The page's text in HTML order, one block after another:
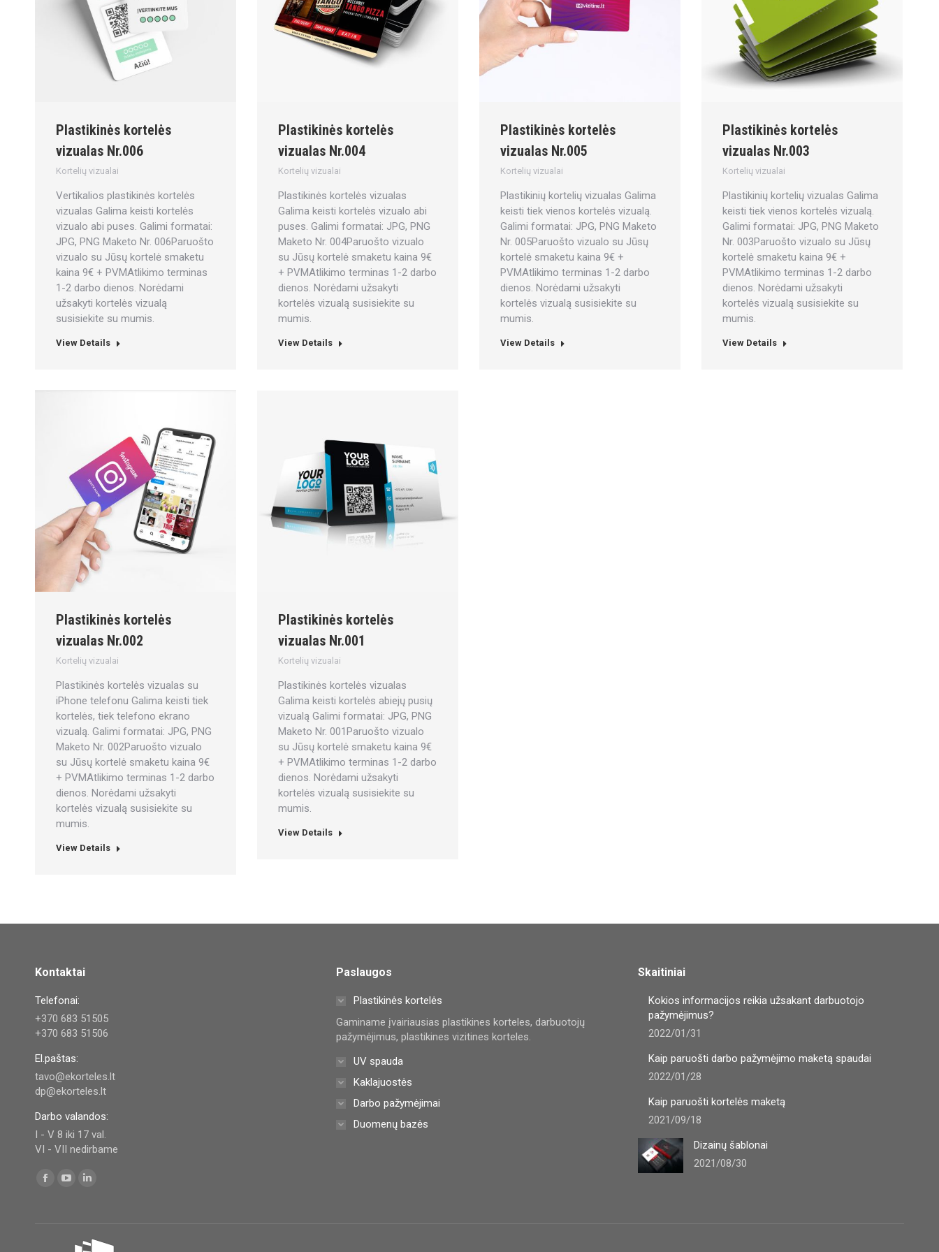
Plastikinės kortelės
vizualas Nr.006
Kortelių vizualai
Vertikalios plastikinės kortelės
vizualas Galima keisti kortelės
vizualo abi puses. Galimi formatai:
JPG, PNG Maketo Nr. 006Paruošto
vizualo su Jūsų kortelė smaketu
kaina 9€ + PVMAtlikimo terminas
1-2 darbo dienos. Norėdami
užsakyti kortelės vizualą
susisiekite su mumis.
View Details
Plastikinės kortelės
vizualas Nr.004
Kortelių vizualai
Plastikinės kortelės vizualas
Galima keisti kortelės vizualo abi
puses. Galimi formatai: JPG, PNG
Maketo Nr. 004Paruošto vizualo
su Jūsų kortelė smaketu kaina 9€
+ PVMAtlikimo terminas 1-2 darbo
dienos. Norėdami užsakyti
kortelės vizualą susisiekite su
mumis.
View Details
Plastikinės kortelės
vizualas Nr.005
Kortelių vizualai
Plastikinių kortelių vizualas Galima
keisti tiek vienos kortelės vizualą.
Galimi formatai: JPG, PNG Maketo
Nr. 005Paruošto vizualo su Jūsų
kortelė smaketu kaina 9€ +
PVMAtlikimo terminas 1-2 darbo
dienos. Norėdami užsakyti
kortelės vizualą susisiekite su
mumis.
View Details
Plastikinės kortelės
vizualas Nr.003
Kortelių vizualai
Plastikinių kortelių vizualas Galima
keisti tiek vienos kortelės vizualą.
Galimi formatai: JPG, PNG Maketo
Nr. 003Paruošto vizualo su Jūsų
kortelė smaketu kaina 9€ +
PVMAtlikimo terminas 1-2 darbo
dienos. Norėdami užsakyti
kortelės vizualą susisiekite su
mumis.
View Details
Plastikinės kortelės
vizualas Nr.002
Kortelių vizualai
Plastikinės kortelės vizualas su
iPhone telefonu Galima keisti tiek
kortelės, tiek telefono ekrano
vizualą. Galimi formatai: JPG, PNG
Maketo Nr. 002Paruošto vizualo
su Jūsų kortelė smaketu kaina 9€
+ PVMAtlikimo terminas 1-2 darbo
dienos. Norėdami užsakyti
kortelės vizualą susisiekite su
mumis.
View Details
Plastikinės kortelės
vizualas Nr.001
Kortelių vizualai
Plastikinės kortelės vizualas
Galima keisti kortelės abiejų pusių
vizualą Galimi formatai: JPG, PNG
Maketo Nr. 001Paruošto vizualo
su Jūsų kortelė smaketu kaina 9€
+ PVMAtlikimo terminas 1-2 darbo
dienos. Norėdami užsakyti
kortelės vizualą susisiekite su
mumis.
View Details
Kontaktai
Telefonai:
+370 683 51505
+370 683 51506
El.paštas:
tavo@ekorteles.lt
dp@ekorteles.lt
Darbo valandos:
I - V 8 iki 17 val.
VI - VII nedirbame
Find us on:
Facebook
in
Paslaugos
Plastikinės kortelės
Gaminame įvairiausias plastikines korteles, darbuotojų
pažymėjimus, plastikines vizitines korteles.
UV spauda
Kaklajuostės
Darbo pažymėjimai
Duomenų bazės
Skaitiniai
Kokios informacijos reikia užsakant darbuotojo
pažymėjimus?
2022/01/31
Kaip paruošti darbo pažymėjimo maketą spaudai
2022/01/28
Kaip paruošti kortelės maketą
2021/09/18
Dizainų šablonai
2021/08/30